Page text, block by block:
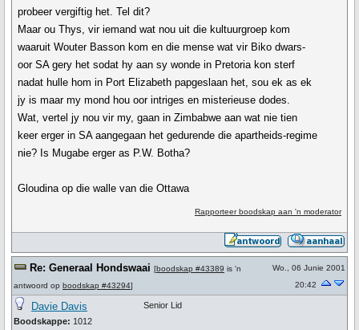
probeer vergiftig het. Tel dit?
Maar ou Thys, vir iemand wat nou uit die kultuurgroep kom
waaruit Wouter Basson kom en die mense wat vir Biko dwars-
oor SA gery het sodat hy aan sy wonde in Pretoria kon sterf
nadat hulle hom in Port Elizabeth papgeslaan het, sou ek as ek
jy is maar my mond hou oor intriges en misterieuse dodes.
Wat, vertel jy nou vir my, gaan in Zimbabwe aan wat nie tien
keer erger in SA aangegaan het gedurende die apartheids-regime
nie? Is Mugabe erger as P.W. Botha?
Gloudina op die walle van die Ottawa
Rapporteer boodskap aan 'n moderator
Re: Generaal Hondswaai [boodskap #43389 is 'n
antwoord op boodskap #43294]
Wo., 06 Junie 2001
20:42
Davie Davis
Boodskappe: 1012
Senior Lid